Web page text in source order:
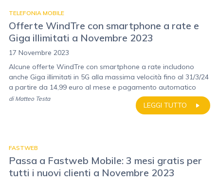
TELEFONIA MOBILE
Offerte WindTre con smartphone a rate e
Giga illimitati a Novembre 2023
17 Novembre 2023
Alcune offerte WindTre con smartphone a rate includono
anche Giga illimitati in 5G alla massima velocità fino al 31/3/24
a partire da 14,99 euro al mese e pagamento automatico
LEGGI TUTTO
di Matteo Testa
FASTWEB
Passa a Fastweb Mobile: 3 mesi gratis per
tutti i nuovi clienti a Novembre 2023